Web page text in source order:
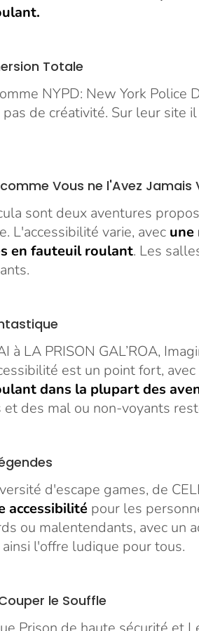
Totale
NYPD: New York Police
de créativité. Sur leur site
Vous ne l'Avez Jamais
sont deux aventures
L'accessibilité varie, avec une
en fauteuil roulant. Les
à LA PRISON GAL’ROA,
est un point fort, avec
dans la plupart des
des mal ou non-voyants
d'escape games, de
accessibilité pour les
ou malentendants, avec un
l'offre ludique pour tous.
le Souffle